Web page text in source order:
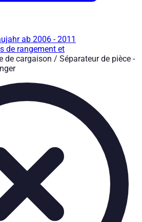
cargaison / Séparateur
|Marque
/ Séparateur d'espace pour
techniques
requis:
€ TTC
ab 2006 - 2011
de rangement et
de cargaison / Séparateur de pièce -